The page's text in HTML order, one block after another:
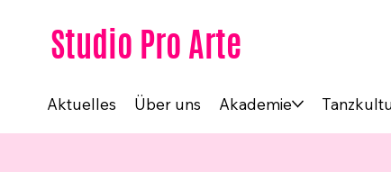
Studio Pro Arte
Aktuelles Über uns Akademie